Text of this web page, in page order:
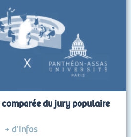
comparée du jury populaire
+ d'infos